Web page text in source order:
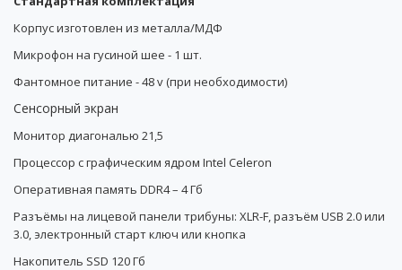
Корпус изготовлен из металла/МДФ
Микрофон на гусиной шее - 1 шт.
Фантомное питание - 48 v (при необходимости)
Сенсорный экран
Монитор диагональю 21,5
Процессор с графическим ядром Intel Celeron
Оперативная память DDR4 – 4 Гб
Разъёмы на лицевой панели трибуны: XLR-F, разъём USB 2.0 или
3.0, электронный старт ключ или кнопка
Накопитель SSD 120 Гб